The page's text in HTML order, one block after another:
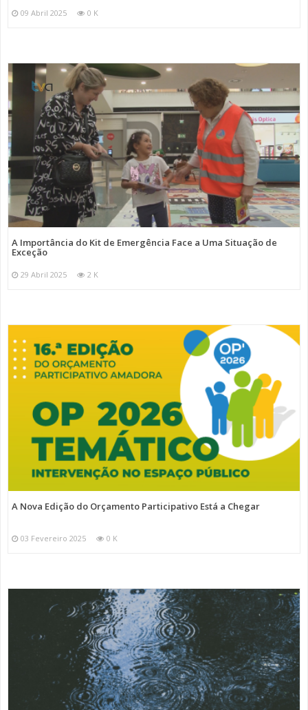
09 Abril 2025 0 K
A Importância do Kit de Emergência Face a Uma Situação de
Exceção
29 Abril 2025 2 K
A Nova Edição do Orçamento Participativo Está a Chegar
03 Fevereiro 2025 0 K